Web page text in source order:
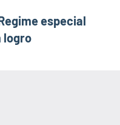
especial
logro